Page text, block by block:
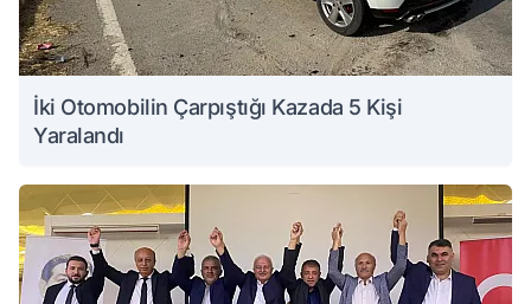
İki Otomobilin Çarpıştığı Kazada 5 Kişi
Yaralandı